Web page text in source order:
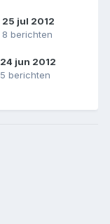
25 jul 2012
8 berichten
24 jun 2012
5 berichten